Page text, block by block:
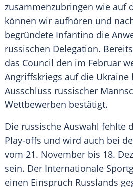
zusammenzubringen wie auf
können wir aufhören und
begründete Infantino die
russischen Delegation.
das Council den im Februar
Angriffskriegs auf die Ukraine
Ausschluss russischer
Wettbewerben bestätigt.
Die russische Auswahl fehlte
Play-offs und wird auch bei
vom 21. November bis 18.
sein. Der Internationale
einen Einspruch Russlands